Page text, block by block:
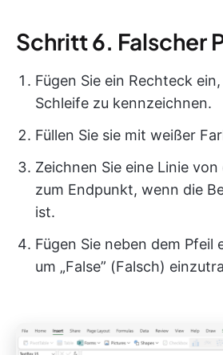
Schritt 6. Falscher
Fügen Sie ein Rechteck
Schleife zu kennzeichnen.
Füllen Sie sie mit weißer
Zeichnen Sie eine Linie
zum Endpunkt, wenn die
ist.
Fügen Sie neben dem Pfeil
um „False” (Falsch)